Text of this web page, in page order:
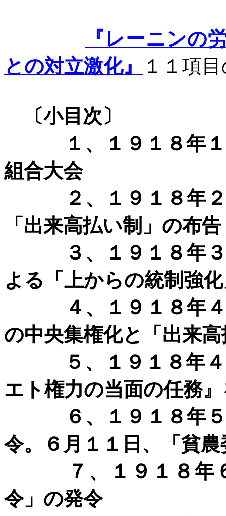
『レーニンの
との対立激化』
１１項
〔小目次〕
１、１９１８年
組合大会
２、１９１８年
「出来高払い制」の布告
３、１９１８年
よる「上からの統制強
４、１９１８年
の中央集権化と「出来
５、１９１８年
エト権力の当面の任務
６、１９１８年
令。６月１１日、「貧
７、１９１８
令」の発令